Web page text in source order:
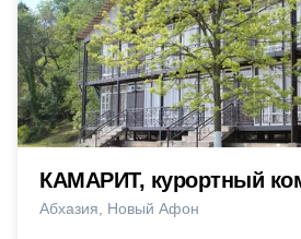
КАМАРИТ, курортный
Абхазия Новый Афон